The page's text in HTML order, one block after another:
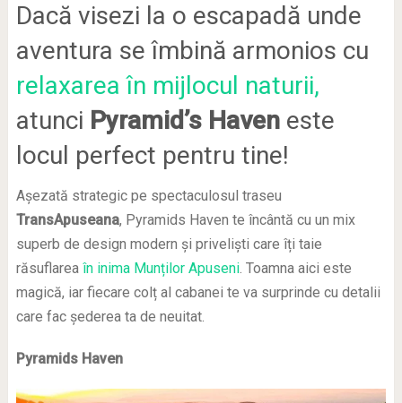
Dacă visezi la o escapadă unde
aventura se îmbină armonios cu
relaxarea în mijlocul naturii,
atunci Pyramid’s Haveneste
locul perfect pentru tine!
Așezată strategic pe spectaculosul traseu
TransApuseana, Pyramids Haven te încântă cu un mix
superb de design modern și priveliști care îți taie
răsuflareaîn inima Munților Apuseni. Toamna aici este
magică, iar fiecare colț al cabanei te va surprinde cu detalii
care fac șederea ta de neuitat.
Pyramids Haven